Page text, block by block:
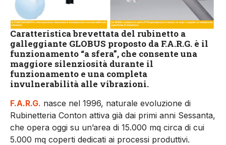
Caratteristica brevettata del rubinetto a
galleggiante GLOBUS proposto da F.A.R.G. è il
funzionamento “a sfera”, che consente una
maggiore silenziosità durante il
funzionamento e una completa
invulnerabilità alle vibrazioni.
F.A.R.G. nasce nel 1996, naturale evoluzione di
Rubinetteria Conton attiva già dai primi anni Sessanta,
che opera oggi su un’area di 15.000 mq circa di cui
5.000 mq coperti dedicati ai processi produttivi.